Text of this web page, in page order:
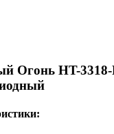
Огонь HT-